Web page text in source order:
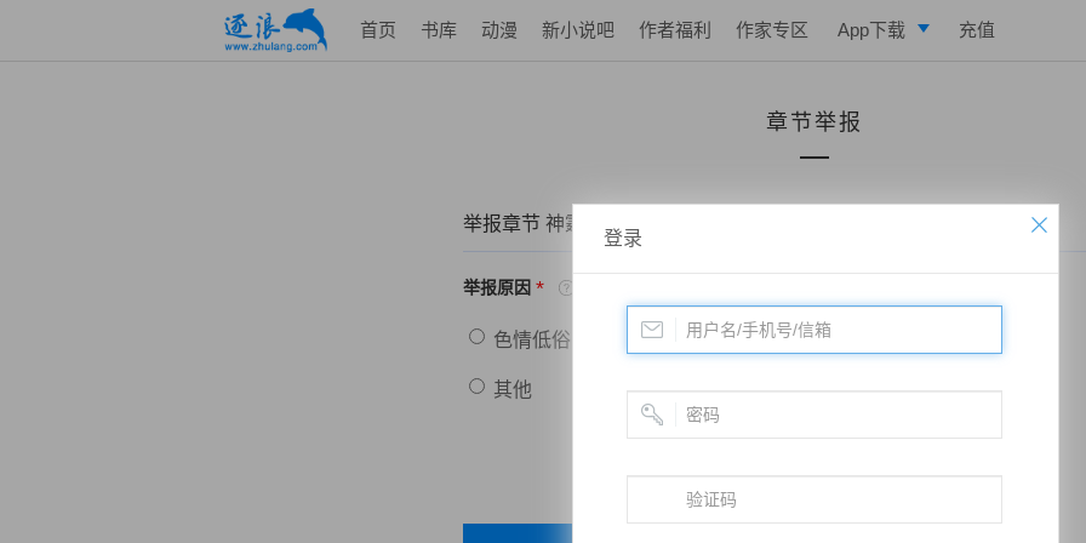
首页 书库 动漫 新小说吧 作者福利 作家专区 App下载
写作助手
充值
章节举报
举报章节 神霆——第七章 萧若曦
举报原因 *
色情低俗 政治敏感 暴力低俗
其他
登录